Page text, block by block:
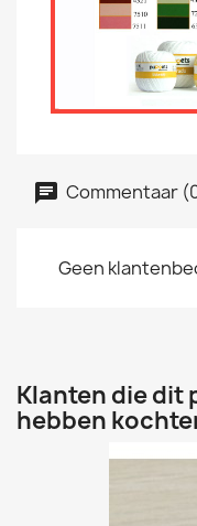
Commentaar
Geen
Klanten die
hebben